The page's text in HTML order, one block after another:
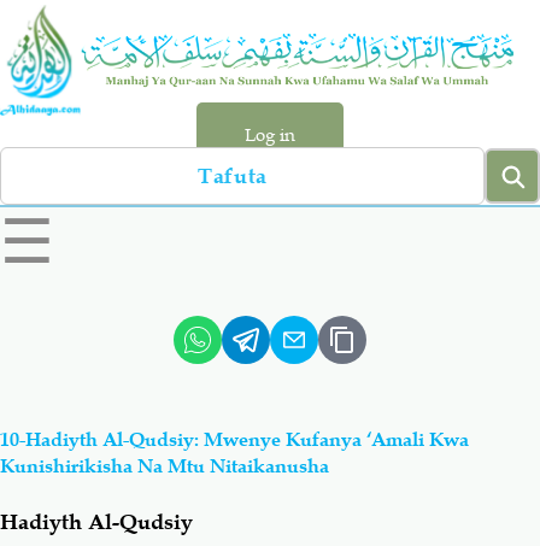
Skip
main
content
Log in
Search
left
sidebar
☰
Hadiyth
Aqiydah Manhaj
Shirki & Kufru
10-Hadiyth Al-Qudsiy: Mwenye Kufanya ‘Amali Kwa
Kunishirikisha Na Mtu Nitaikanusha
Hadiyth Al-Qudsiy